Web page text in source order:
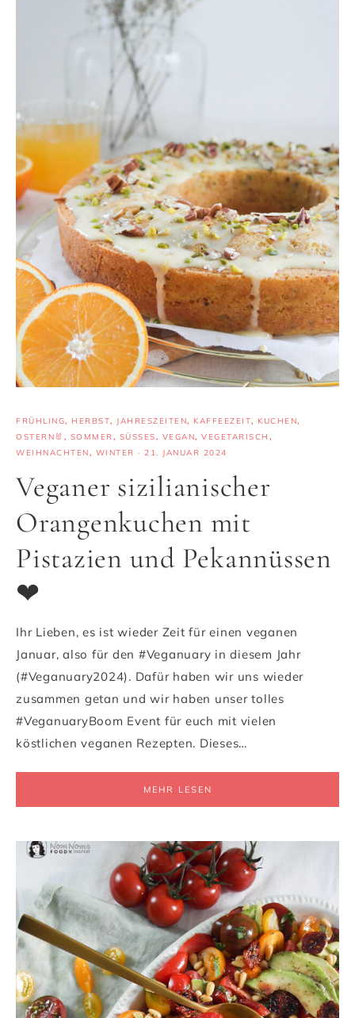
FRÜHLING, HERBST, JAHRESZEITEN, KAFFEEZEIT, KUCHEN,
OSTERN🐰 , SOMMER, SÜSSES , VEGAN, VEGETARISCH ,
WEIHNACHTEN, WINTER · 21. JANUAR 2024
Veganer sizilianischer
Orangenkuchen mit
Pistazien und Pekannüssen
❤
Ihr Lieben, es ist wieder Zeit für einen veganen
Januar, also für den #Veganuary in diesem Jahr
(#Veganuary2024). Dafür haben wir uns wieder
zusammen getan und wir haben unser tolles
#VeganuaryBoom Event für euch mit vielen
köstlichen veganen Rezepten. Dieses…
MEHR LESEN